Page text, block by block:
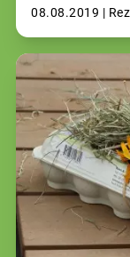
08.08.2019 |